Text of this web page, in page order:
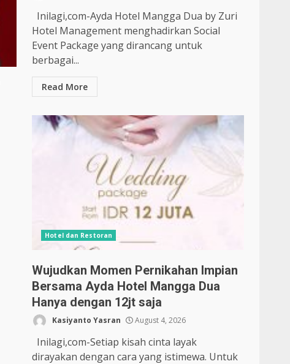
Inilagi,com-Ayda Hotel Mangga Dua by Zuri
Hotel Management menghadirkan Social
Event Package yang dirancang untuk
berbagai...
Read More
Hotel dan Restoran
Wujudkan Momen Pernikahan Impian
Bersama Ayda Hotel Mangga Dua
Hanya dengan 12jt saja
Kasiyanto Yasran August 4, 2026
Inilagi,com-Setiap kisah cinta layak
dirayakan dengan cara yang istimewa. Untuk